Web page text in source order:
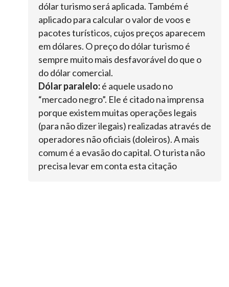
dólar turismo será aplicada. Também é
aplicado para calcular o valor de voos e
pacotes turísticos, cujos preços aparecem
em dólares. O preço do dólar turismo é
sempre muito mais desfavorável do que o
do dólar comercial.
Dólar paralelo:é aquele usado no
“mercado negro”. Ele é citado na imprensa
porque existem muitas operações legais
(para não dizer ilegais) realizadas através de
operadores não oficiais (doleiros). A mais
comum é a evasão do capital. O turista não
precisa levar em conta esta citação